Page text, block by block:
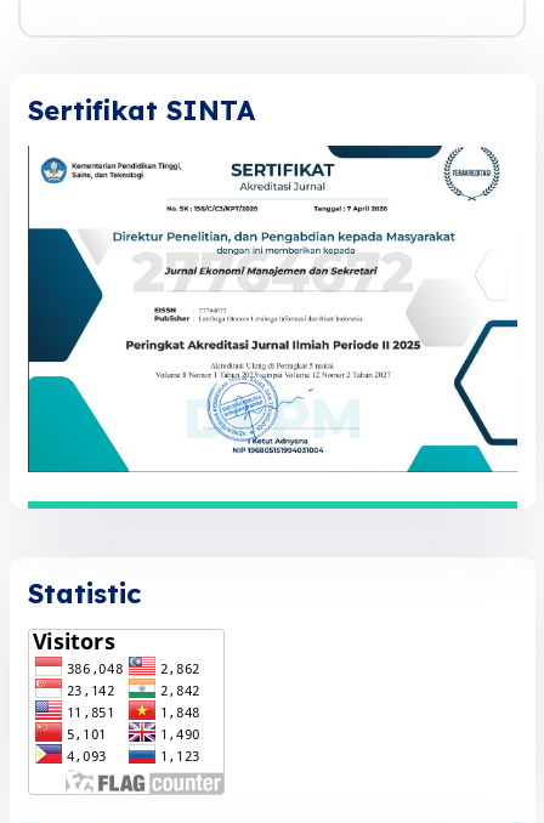
Sertifikat SINTA
Statistic